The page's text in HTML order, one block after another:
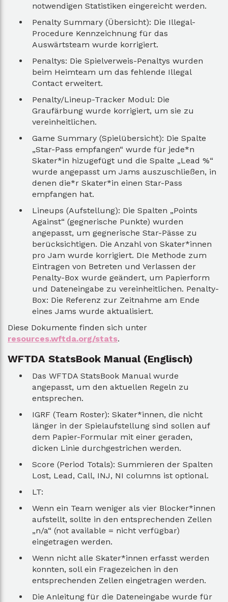
notwendigen Statistiken eingereicht werden.
Penalty Summary (Übersicht): Die Illegal-
Procedure Kennzeichnung für das
Auswärtsteam wurde korrigiert.
Penaltys: Die Spielverweis-Penaltys wurden
beim Heimteam um das fehlende Illegal
Contact erweitert.
Penalty/Lineup-Tracker Modul: Die
Graufärbung wurde korrigiert, um sie zu
vereinheitlichen.
Game Summary (Spielübersicht): Die Spalte
„Star-Pass empfangen“ wurde für jede*n
Skater*in hizugefügt und die Spalte „Lead %“
wurde angepasst um Jams auszuschließen, in
denen die*r Skater*in einen Star-Pass
empfangen hat.
Lineups (Aufstellung): Die Spalten „Points
Against“ (gegnerische Punkte) wurden
angepasst, um gegnerische Star-Pässe zu
berücksichtigen. Die Anzahl von Skater*innen
pro Jam wurde korrigiert. DIe Methode zum
Eintragen von Betreten und Verlassen der
Penalty-Box wurde geändert, um Papierform
und Dateneingabe zu vereinheitlichen. Penalty-
Box: Die Referenz zur Zeitnahme am Ende
eines Jams wurde aktualisiert.
Diese Dokumente finden sich unter
resources.wftda.org/stats.
WFTDA StatsBook Manual (Englisch)
Das WFTDA StatsBook Manual wurde
angepasst, um den aktuellen Regeln zu
entsprechen.
IGRF (Team Roster): Skater*innen, die nicht
länger in der Spielaufstellung sind sollen auf
dem Papier-Formular mit einer geraden,
dicken Linie durchgestrichen werden.
Score (Period Totals): Summieren der Spalten
Lost, Lead, Call, INJ, NI columns ist optional.
LT:
Wenn ein Team weniger als vier Blocker*innen
aufstellt, sollte in den entsprechenden Zellen
„n/a“ (not available = nicht verfügbar)
eingetragen werden.
Wenn nicht alle Skater*innen erfasst werden
konnten, soll ein Fragezeichen in den
entsprechenden Zellen eingetragen werden.
Die Anleitung für die Dateneingabe wurde für